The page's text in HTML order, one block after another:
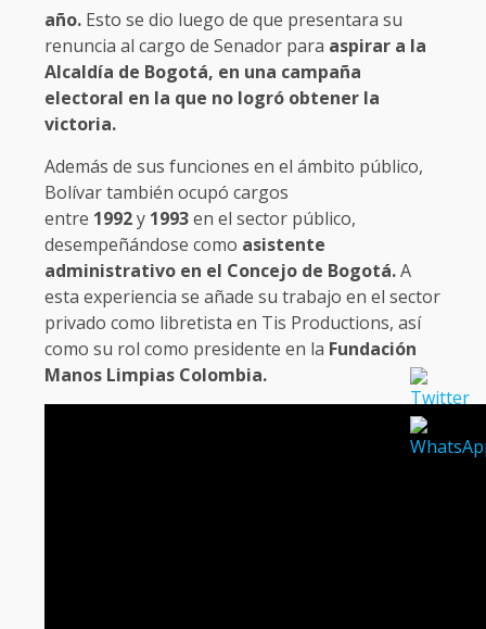
año. Esto se dio luego de que presentara su
renuncia al cargo de Senador para aspirar a la
Alcaldía de Bogotá, en una campaña
electoral en la que no logró obtener la
victoria.
Además de sus funciones en el ámbito público,
Bolívar también ocupó cargos
entre 1992y 1993en el sector público,
desempeñándose como asistente
administrativo en el Concejo de Bogotá.A
esta experiencia se añade su trabajo en el sector
privado como libretista en Tis Productions, así
como su rol como presidente en la Fundación
Manos Limpias Colombia.